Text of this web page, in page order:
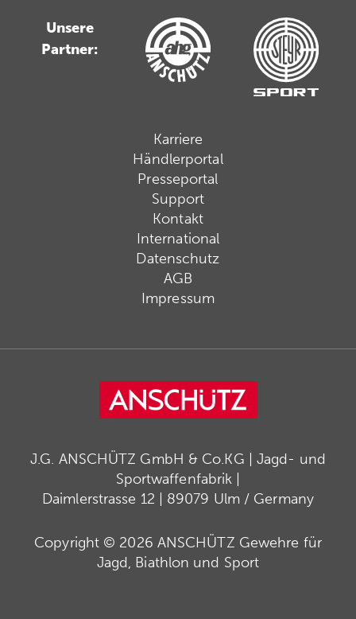
Unsere
Partner:
Karriere
Händlerportal
Presseportal
Support
Kontakt
International
Datenschutz
AGB
Impressum
J.G. ANSCHÜTZ GmbH & Co.KG | Jagd- und
Sportwaffenfabrik |
Daimlerstrasse 12 | 89079 Ulm / Germany
Copyright © 2026 ANSCHÜTZ Gewehre für
Jagd, Biathlon und Sport